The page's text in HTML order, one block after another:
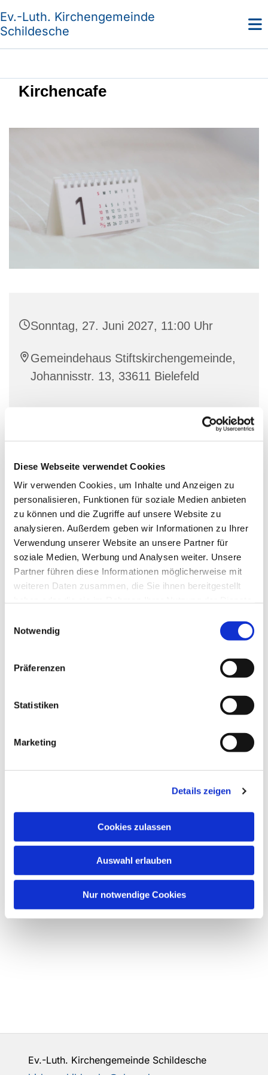
Diese Webseite verwendet Cookies
Wir verwenden Cookies, um Inhalte und Anzeigen zu
personalisieren, Funktionen für soziale Medien anbieten
zu können und die Zugriffe auf unsere Website zu
analysieren. Außerdem geben wir Informationen zu Ihrer
Verwendung unserer Website an unsere Partner für
soziale Medien, Werbung und Analysen weiter. Unsere
Partner führen diese Informationen möglicherweise mit
weiteren Daten zusammen, die Sie ihnen bereitgestellt
Notwendig
Präferenzen
Statistiken
Marketing
Details zeigen
Cookies zulassen
Auswahl erlauben
Nur notwendige Cookies
Ev.-Luth. Kirchengemeinde
Schildesche
Kirchencafe
Sonntag, 27. Juni 2027, 11:00 Uhr
Gemeindehaus Stiftskirchengemeinde,
Johannisstr. 13, 33611 Bielefeld
Ev.-Luth. Kirchengemeinde Schildesche